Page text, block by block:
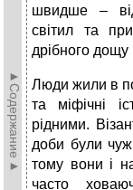
►Содержание►
швидше –
світил та
дрібного дощу
Люди жили в
та міфічні
рідними.
доби були
тому вони і
часто